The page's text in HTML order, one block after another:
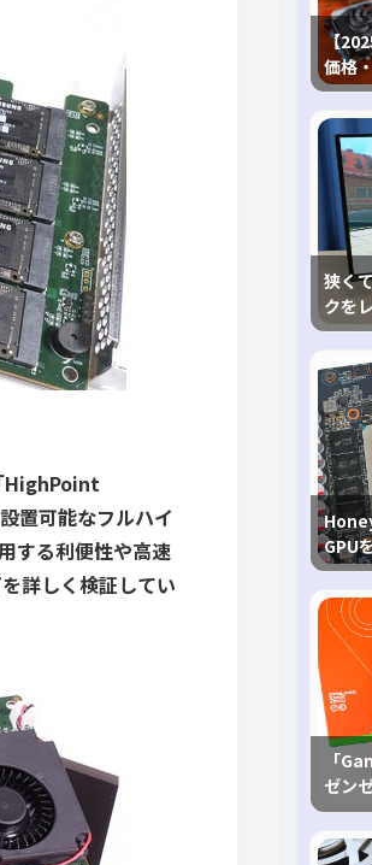
HighPoint
置可能なフルハイ
する利便性や高速
詳しく検証してい
【
価格
RX
狭く
クを
GPU
「
ゼン